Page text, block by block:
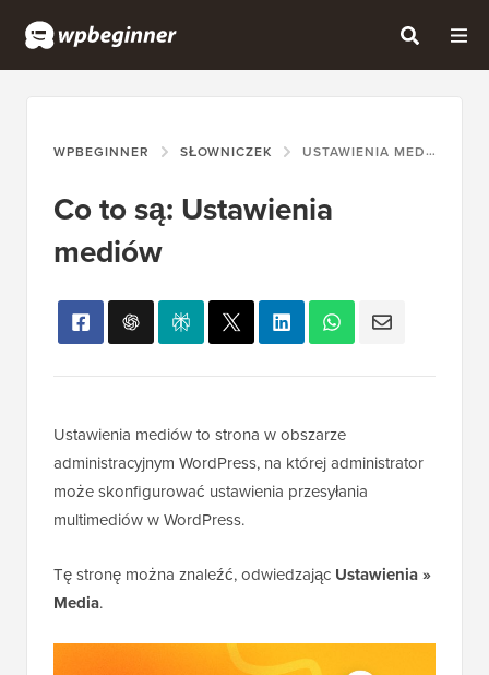
WPBEGINNER SŁOWNICZEK USTAWIENIA MEDIÓW
Co to są: Ustawienia
mediów
Ustawienia mediów to strona w obszarze
administracyjnym WordPress, na której administrator
może skonfigurować ustawienia przesyłania
multimediów w WordPress.
Tę stronę można znaleźć, odwiedzając Ustawienia »
Media.